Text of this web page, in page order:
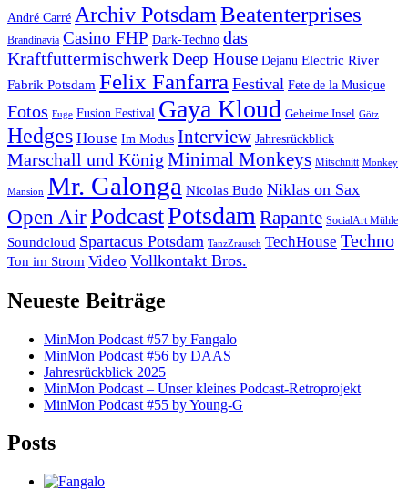
André Carré Archiv Potsdam Beatenterprises
Brandinavia Casino FHP Dark-Techno das
KraftfuttermischwerkDeep House Dejanu Electric River
Fabrik Potsdam Felix Fanfarra Festival Fete de la Musique
Fotos Fuge Fusion Festival Gaya Kloud Geheime Insel Götz
Hedges House Im Modus Interview Jahresrückblick
Marschall und König Minimal Monkeys Mitschnitt Monkey
Mansion Mr. Galonga Nicolas Budo Niklas on Sax
Open AirPodcastPotsdam Rapante SocialArt Mühle
Soundcloud Spartacus Potsdam TanzZrausch TechHouse Techno
Ton im Strom Video Vollkontakt Bros.
Neueste Beiträge
MinMon Podcast #57 by Fangalo
MinMon Podcast #56 by DAAS
Jahresrückblick 2025
MinMon Podcast – Unser kleines Podcast-Retroprojekt
MinMon Podcast #55 by Young-G
Posts